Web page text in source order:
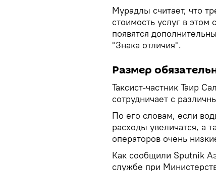
Мурадлы считает, что
стоимость услуг в
появятся
"Знака отличия".
Размер
Таксист-частник Таир
сотрудничает с
По его словам, если
расходы увеличатся, а
операторов очень
Как сообщили Sputnik
службе при